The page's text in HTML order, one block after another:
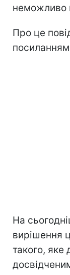
неможливо
Про це
На
вирішення
такого, яке